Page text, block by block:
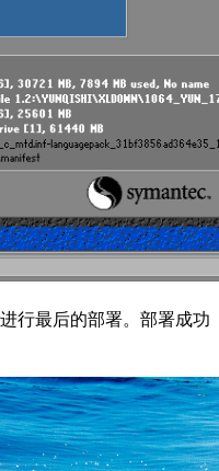
行最后的部署。部署成功